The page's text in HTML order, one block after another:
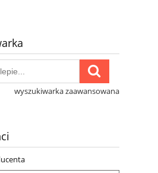
wyszukiwarka zaawansowana